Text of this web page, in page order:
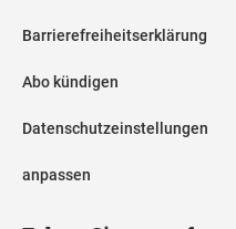
Barrierefreiheitserklärung
Abo kündigen
Datenschutzeinstellungen
anpassen